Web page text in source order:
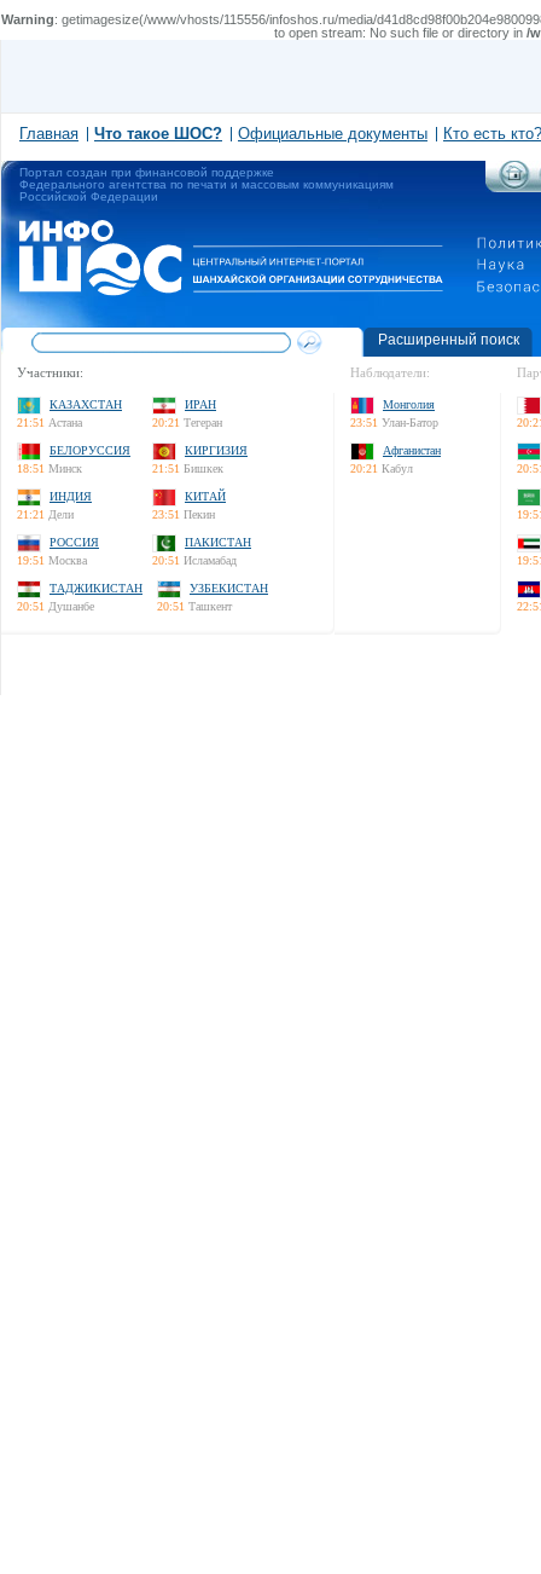
Warning: getimagesize(/www/vhosts/115556/infoshos.ru/media/
to open stream: No such file or directory in /
Главная Что такое ШОС? Официальные документы Кто есть кто?
Портал создан при финансовой поддержке
Федерального агентства по печати и массовым коммуникациям
Российской Федерации
Расширенный поиск
Участники:
КАЗАХСТАН
21:51 Астана
ИРАН
20:21 Тегеран
БЕЛОРУССИЯ
18:51 Минск
КИРГИЗИЯ
21:51 Бишкек
ИНДИЯ
21:21 Дели
КИТАЙ
23:51 Пекин
РОССИЯ
19:51 Москва
ПАКИСТАН
20:51 Исламабад
ТАДЖИКИСТАН
20:51 Душанбе
УЗБЕКИСТАН
20:51 Ташкент
Наблюдатели:
Монголия
23:51 Улан-Батор
Афганистан
20:21 Кабул